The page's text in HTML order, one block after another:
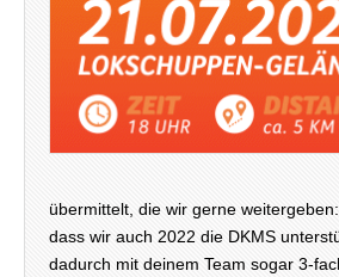
übermittelt, die wir gerne weitergeben:
dass wir auch 2022 die DKMS
dadurch mit deinem Team sogar 3-